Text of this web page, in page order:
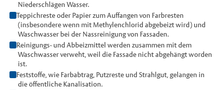
Niederschlägen Wasser.
Teppichreste oder Papier zum Auffangen von Farbresten
(insbesondere wenn mit Methylenchlorid abgebeizt wird) und
Waschwasser bei der Nassreinigung von Fassaden.
Reinigungs- und Abbeizmittel werden zusammen mit dem
Waschwasser verweht, weil die Fassade nicht abgehängt worden
ist.
Feststoffe, wie Farbabtrag, Putzreste und Strahlgut, gelangen in
die öffentliche Kanalisation.